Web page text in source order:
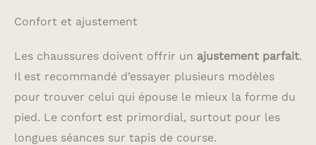
Confort et ajustement
Les chaussures doivent offrir un ajustement parfait.
Il est recommandé d’essayer plusieurs modèles
pour trouver celui qui épouse le mieux la forme du
pied. Le confort est primordial, surtout pour les
longues séances sur tapis de course.